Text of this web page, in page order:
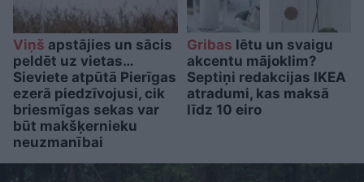
Viņš apstājies un sācis
peldēt uz vietas…
Sieviete atpūtā Pierīgas
ezerā piedzīvojusi, cik
briesmīgas sekas var
būt makšķernieku
neuzmanībai
Gribas lētu un svaigu
akcentu mājoklim?
Septiņi redakcijas IKEA
atradumi, kas maksā
līdz 10 eiro